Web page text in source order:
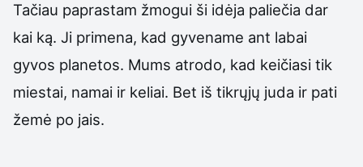
Tačiau paprastam žmogui ši idėja paliečia dar
kai ką. Ji primena, kad gyvename ant labai
gyvos planetos. Mums atrodo, kad keičiasi tik
miestai, namai ir keliai. Bet iš tikrųjų juda ir pati
žemė po jais.